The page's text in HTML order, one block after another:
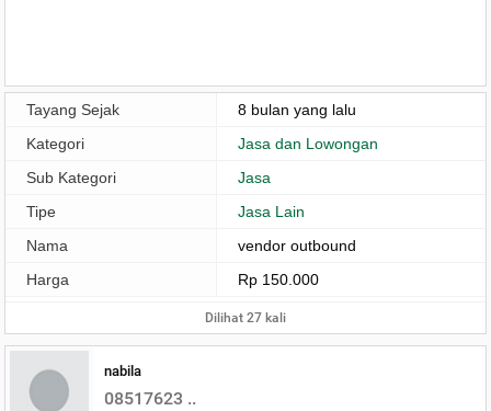
Tayang Sejak
8 bulan yang lalu
Kategori
Jasa dan Lowongan
Sub Kategori
Jasa
Tipe
Jasa Lain
Nama
vendor outbound
Harga
Rp 150.000
Dilihat 27 kali
nabila
08517623 ..